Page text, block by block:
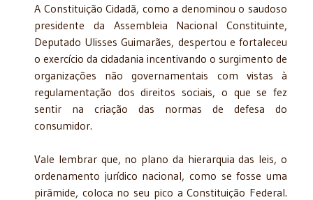
A Constituição Cidadã, como a denominou o saudoso
presidente da Assembleia Nacional Constituinte,
Deputado Ulisses Guimarães, despertou e fortaleceu
o exercício da cidadania incentivando o surgimento de
organizações não governamentais com vistas à
regulamentação dos direitos sociais, o que se fez
sentir na criação das normas de defesa do
consumidor.
Vale lembrar que, no plano da hierarquia das leis, o
ordenamento jurídico nacional, como se fosse uma
pirâmide, coloca no seu pico a Constituição Federal.